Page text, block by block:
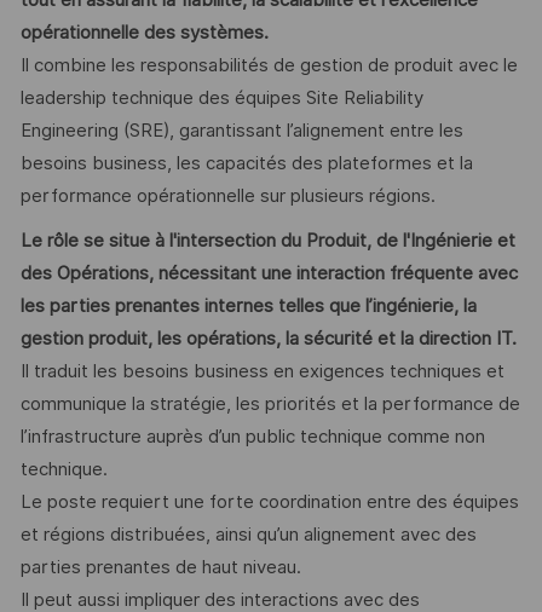
opérationnelle des systèmes.
Il combine les responsabilités de gestion de produit avec le
leadership technique des équipes Site Reliability
Engineering (SRE), garantissant l’alignement entre les
besoins business, les capacités des plateformes et la
performance opérationnelle sur plusieurs régions.
Le rôle se situe à l'intersection du Produit, de l'Ingénierie et
des Opérations, nécessitant une interaction fréquente avec
les parties prenantes internes telles que l’ingénierie, la
gestion produit, les opérations, la sécurité et la direction IT.
Il traduit les besoins business en exigences techniques et
communique la stratégie, les priorités et la performance de
l’infrastructure auprès d’un public technique comme non
technique.
Le poste requiert une forte coordination entre des équipes
et régions distribuées, ainsi qu’un alignement avec des
parties prenantes de haut niveau.
Il peut aussi impliquer des interactions avec des